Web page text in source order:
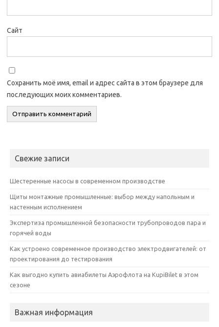
Сайт
Сохранить моё имя, email и адрес сайта в этом браузере для
последующих моих комментариев.
Свежие записи
Шестеренные насосы в современном производстве
Щиты монтажные промышленные: выбор между напольным и
настенным исполнением
Экспертиза промышленной безопасности трубопроводов пара и
горячей воды
Как устроено современное производство электродвигателей: от
проектирования до тестирования
Как выгодно купить авиабилеты Аэрофлота на KupiBilet в этом
сезоне
Важная информация